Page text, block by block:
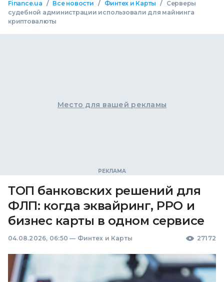
Finance.ua / Все новости / Финтех и Карты /
Серверы
судебной администрации использовали для майнинга
криптовалюты
Место для вашей рекламы
ТОП банковских решений для
ФЛП: когда эквайринг, РРО и
бизнес карты в одном сервисе
04.08.2026, 06:50 — Финтех и Карты 27172